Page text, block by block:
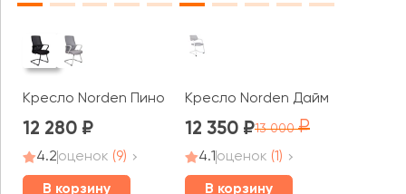
Кресло Norden Пино / Pino black CF
12 280
4.2оценок (9)
В корзину
Кресло Norden Даймонд CF /
12 350 13 000
4.1 оценок (1)
В корзину